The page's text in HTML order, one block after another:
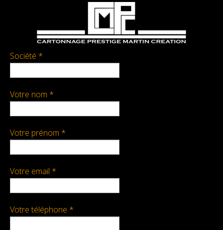
Cartonnage
Reliure / Façonnage
PortFolio
Lexique
Société *
Votre nom *
Votre prénom *
Votre email *
Votre téléphone *